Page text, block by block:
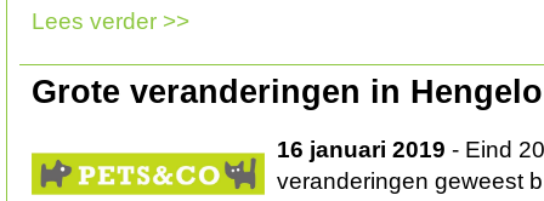
Lees verder >>
Grote veranderingen in Hengelo
16 januari 2019 - Eind
veranderingen geweest